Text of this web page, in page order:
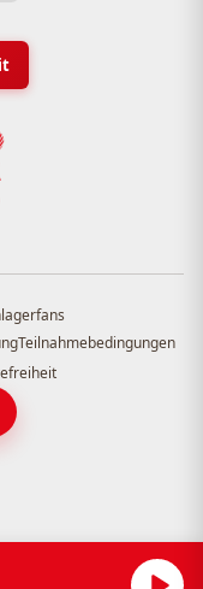
Teilnahmebedingungen